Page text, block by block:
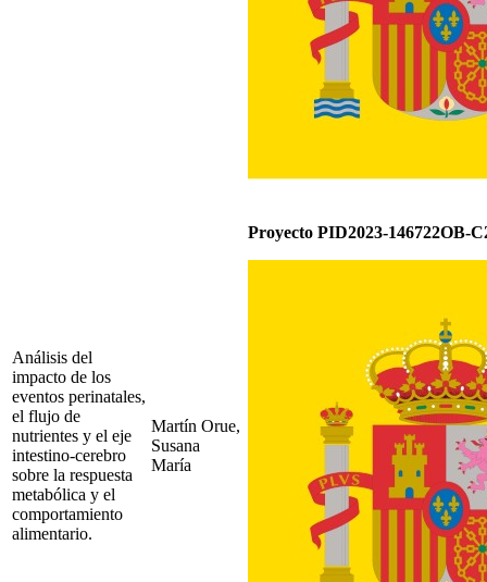
Análisis del
impacto de los
eventos perinatales,
el flujo de
nutrientes y el eje
intestino-cerebro
sobre la respuesta
metabólica y el
comportamiento
alimentario.
Martín Orue,
Susana
María
Proyecto PID2023-146722OB-